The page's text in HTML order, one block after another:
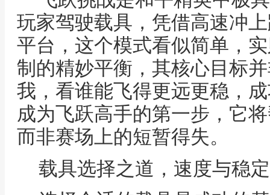
玩家驾驶载具，凭借高速冲
平台，这个模式看似简单，
制的精妙平衡，其核心目标
我，看谁能飞得更远更稳，
成为飞跃高手的第一步，它
而非赛场上的短暂得失。
载具选择之道，速度与稳